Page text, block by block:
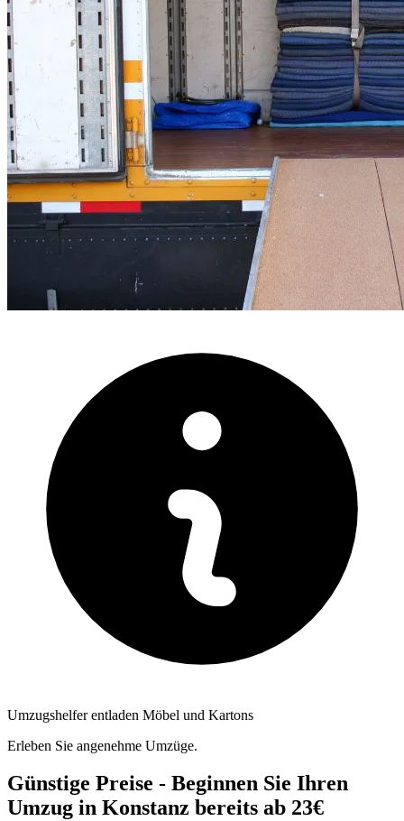
Umzugshelfer entladen Möbel und Kartons
Erleben Sie angenehme Umzüge.
Günstige Preise - Beginnen Sie Ihren
Umzug in Konstanz bereits ab 23€